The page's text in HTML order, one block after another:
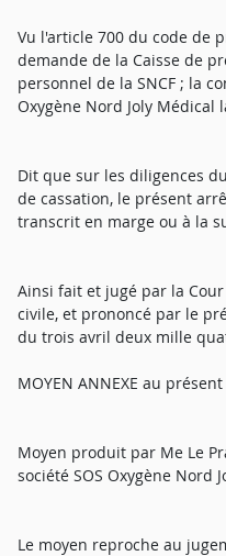
Vu l'article 700 du code de
demande de la Caisse de
personnel de la SNCF ; la
Oxygène Nord Joly Médical
Dit que sur les diligences
de cassation, le présent
transcrit en marge ou à la
Ainsi fait et jugé par la
civile, et prononcé par le
du trois avril deux mille
MOYEN ANNEXE au
Moyen produit par Me Le
société SOS Oxygène Nord
Le moyen reproche au